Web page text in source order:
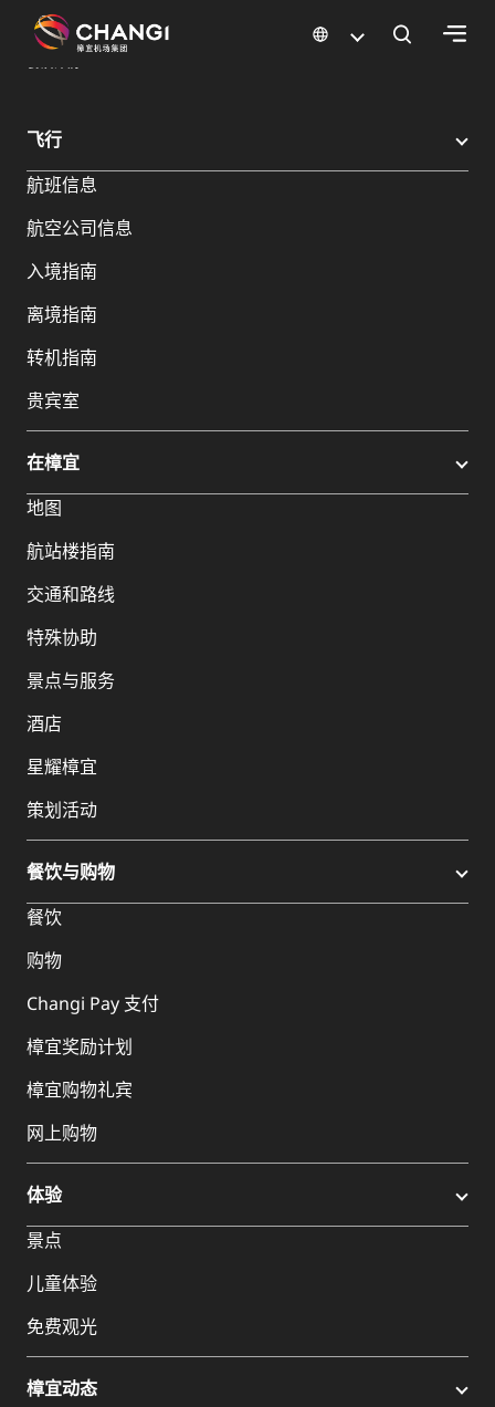
所
樟
宜
网
站:
选
择
言:
樟宜机场 樟宜机场餐饮与购物
餐饮指南：餐厅和美食 | 樟宜机场
飞行
航班信息
航空公司信息
入境指南
离境指南
转机指南
贵宾室
在樟宜
地图
航站楼指南
交通和路线
特殊协助
景点与服务
酒店
星耀樟宜
策划活动
餐饮与购物
餐饮
购物
Changi Pay 支付
樟宜奖励计划
樟宜购物礼宾
网上购物
体验
景点
儿童体验
免费观光
樟宜动态